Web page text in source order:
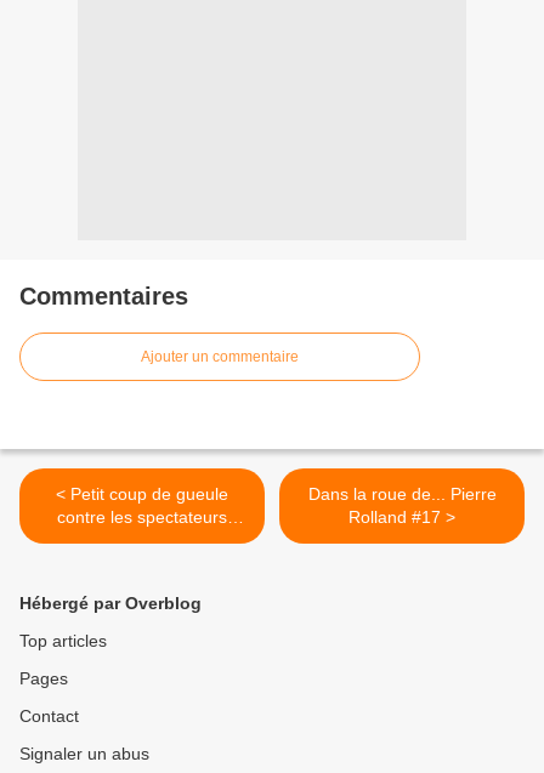
Commentaires
Ajouter un commentaire
< Petit coup de gueule
contre les spectateurs
inconscients
Dans la roue de... Pierre
Rolland #17 >
Hébergé par Overblog
Top articles
Pages
Contact
Signaler un abus